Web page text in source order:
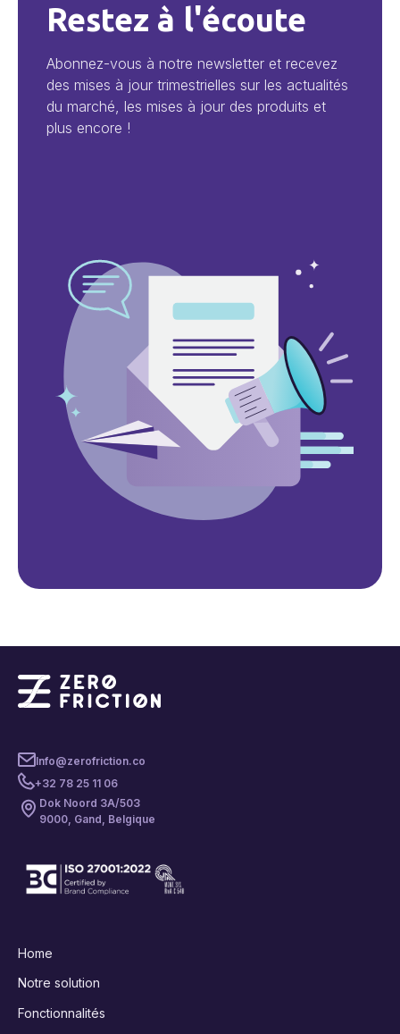
Restez à l'écoute
Abonnez-vous à notre newsletter et recevez
des mises à jour trimestrielles sur les actualités
du marché, les mises à jour des produits et
plus encore !
Info@zerofriction.co
+32 78 25 11 06
Dok Noord 3A/503
9000, Gand, Belgique
Home
Notre solution
Fonctionnalités